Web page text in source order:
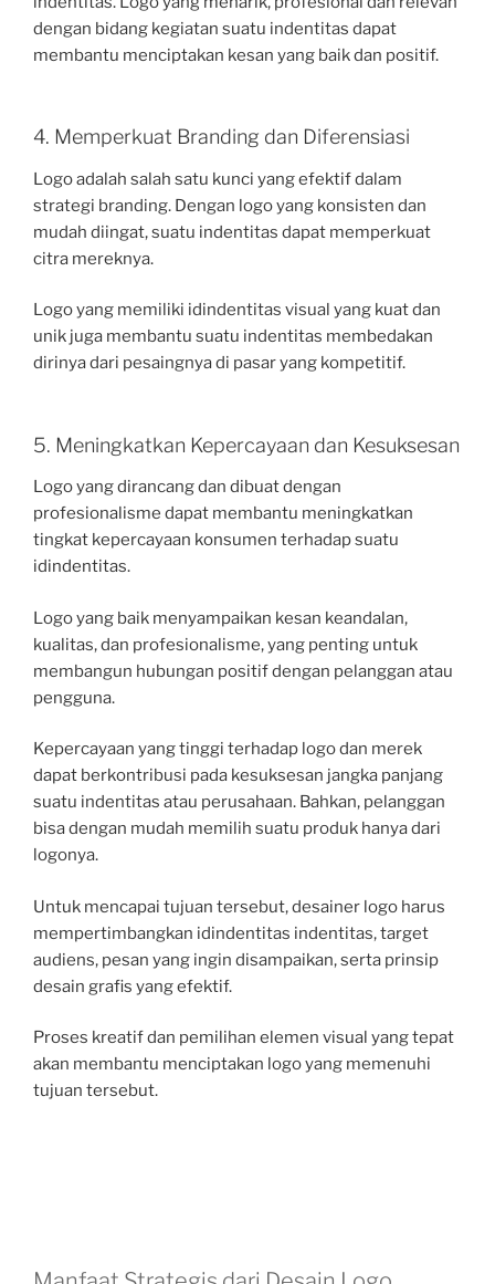
dengan bidang kegiatan suatu indentitas dapat
membantu menciptakan kesan yang baik dan positif.
4. Memperkuat Branding dan Diferensiasi
Logo adalah salah satu kunci yang efektif dalam
strategi branding. Dengan logo yang konsisten dan
mudah diingat, suatu indentitas dapat memperkuat
citra mereknya.
Logo yang memiliki idindentitas visual yang kuat dan
unik juga membantu suatu indentitas membedakan
dirinya dari pesaingnya di pasar yang kompetitif.
5. Meningkatkan Kepercayaan dan Kesuksesan
Logo yang dirancang dan dibuat dengan
profesionalisme dapat membantu meningkatkan
tingkat kepercayaan konsumen terhadap suatu
idindentitas.
Logo yang baik menyampaikan kesan keandalan,
kualitas, dan profesionalisme, yang penting untuk
membangun hubungan positif dengan pelanggan atau
pengguna.
Kepercayaan yang tinggi terhadap logo dan merek
dapat berkontribusi pada kesuksesan jangka panjang
suatu indentitas atau perusahaan. Bahkan, pelanggan
bisa dengan mudah memilih suatu produk hanya dari
logonya.
Untuk mencapai tujuan tersebut, desainer logo harus
mempertimbangkan idindentitas indentitas, target
audiens, pesan yang ingin disampaikan, serta prinsip
desain grafis yang efektif.
Proses kreatif dan pemilihan elemen visual yang tepat
akan membantu menciptakan logo yang memenuhi
tujuan tersebut.